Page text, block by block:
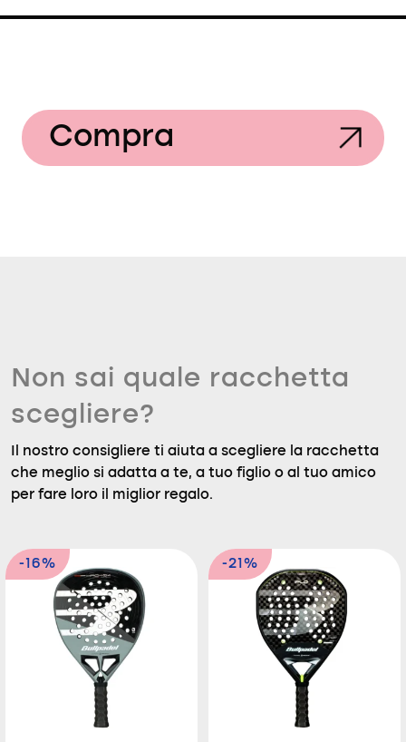
Compra
Non sai quale racchetta
scegliere?
Il nostro consigliere ti aiuta a scegliere la racchetta
che meglio si adatta a te, a tuo figlio o al tuo amico
per fare loro il miglior regalo.
-16% -21%